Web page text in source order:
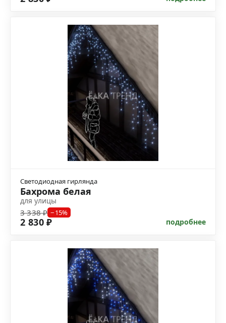
Светодиодная гирлянда
Бахрома белая
для улицы
3 338 ₽ −15%
2 830 ₽ подробнее